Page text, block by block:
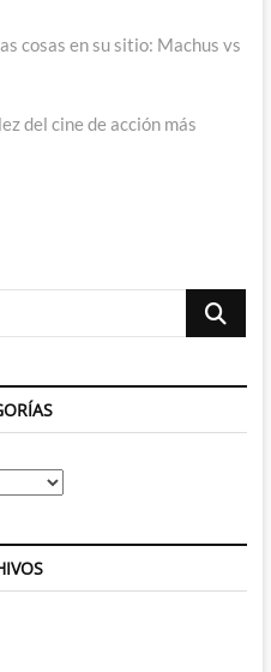
cosas en su sitio: Machus vs
del cine de acción más
Buscar